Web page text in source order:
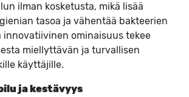
ilman kosketusta, mikä lisää
tasoa ja vähentää bakteerien
innovatiivinen ominaisuus tekee
miellyttävän ja turvallisen
käyttäjille.
ja kestävyys